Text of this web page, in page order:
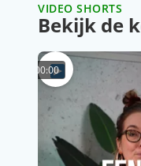
VIDEO SHORTS
Bekijk de
00:00